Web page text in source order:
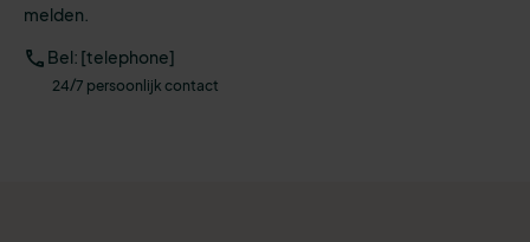
melden.
Bel: [telephone]
24/7 persoonlijk contact